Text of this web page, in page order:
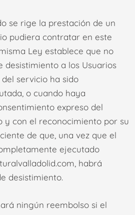
se rige la prestación de un
pudiera contratar en este
Ley establece que no
desistimiento a los Usuarios
servicio ha sido
o cuando haya
expreso del
y con el reconocimiento por su
de que, una vez que el
ejecutado
, habrá
desistimiento.
ningún reembolso si el